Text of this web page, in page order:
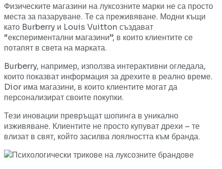
Физическите магазини на луксозните марки не са просто
места за пазаруване. Те са преживяване. Модни къщи
като Burberry и Louis Vuitton създават
“експериментални магазини”, в които клиентите се
потапят в света на марката.
Burberry, например, използва интерактивни огледала,
които показват информация за дрехите в реално време.
Dior има магазини, в които клиентите могат да
персонализират своите покупки.
Тези иновации превръщат шопинга в уникално
изживяване. Клиентите не просто купуват дрехи – те
влизат в свят, който засилва лоялността към бранда.